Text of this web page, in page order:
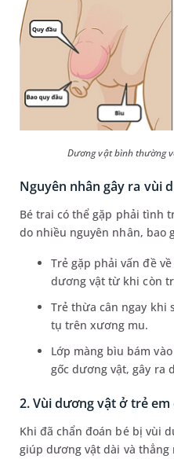
Dương vật bình thường
Nguyên nhân gây ra vùi
Bé trai có thể gặp phải tình
do nhiều nguyên nhân, bao
Trẻ gặp phải vấn đề
dương vật từ khi còn
Trẻ thừa cân ngay khi
tụ trên xương mu.
Lớp màng bìu bám
gốc dương vật, gây ra
2. Vùi dương vật ở trẻ
Khi đã chẩn đoán bé bị vùi
giúp dương vật dài và thẳng